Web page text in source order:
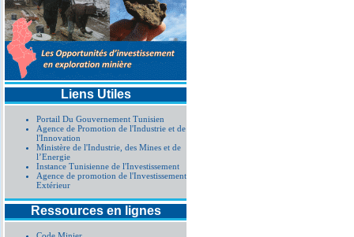
Liens Utiles
Portail Du Gouvernement Tunisien
Agence de Promotion de l'Industrie et de
l'Innovation
Ministère de l'Industrie, des Mines et de
l’Energie
Instance Tunisienne de l'Investissement
Agence de promotion de l'Investissement
Extérieur
Ressources en lignes